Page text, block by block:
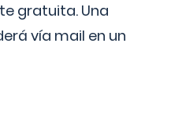
gratuita. Una
vía mail en un